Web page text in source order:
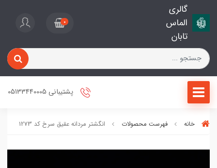
گالری
الماس
تابان
0
پشتیبانی 05133440005
خانه فهرست محصولات انگشتر مردانه عقیق سرخ کد 1273